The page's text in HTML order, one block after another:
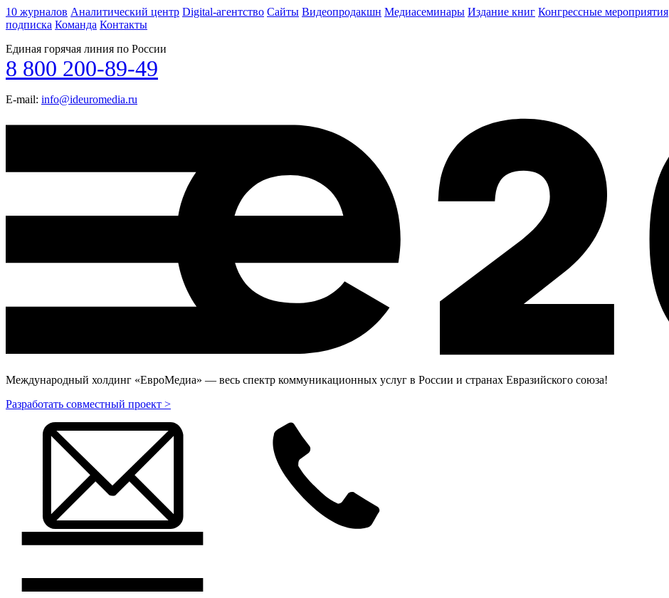
10 журналов Аналитический центр Digital-агентство Сайты Видеопродакшн Медиасеминары Издание книг Конгрессные мероприятия
подписка Команда Контакты
Единая горячая линия по России
8 800 200-89-49
E-mail: info@ideuromedia.ru
Международный холдинг «ЕвроМедиа» — весь спектр коммуникационных услуг в России и странах Евразийского союза!
Разработать совместный проект >